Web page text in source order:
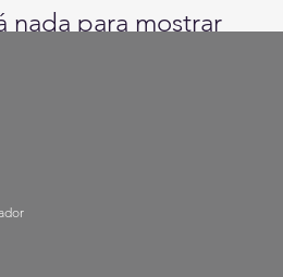
nada para mostrar